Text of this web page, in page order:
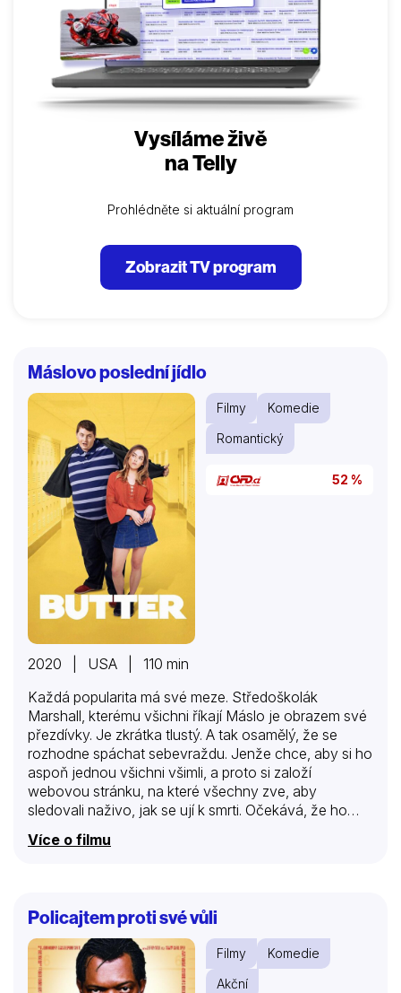
Vysíláme živě
na Telly
Prohlédněte si aktuální program
Zobrazit TV program
Máslovo poslední jídlo
Filmy
Komedie
Romantický
52 %
2020 | USA | 110 min
Každá popularita má své meze. Středoškolák
Marshall, kterému všichni říkají Máslo je obrazem své
přezdívky. Je zkrátka tlustý. A tak osamělý, že se
rozhodne spáchat sebevraždu. Jenže chce, aby si ho
aspoň jednou všichni všimli, a proto si založí
webovou stránku, na které všechny zve, aby
sledovali naživo, jak se ují k smrti. Očekává, že ho
budou litovat, případně urážet, možná zůstanou
lhostejní. Jenže, stane se pravý opak: konečně je
Více o filmu
Policajtem proti své vůli
Filmy
Komedie
Akční